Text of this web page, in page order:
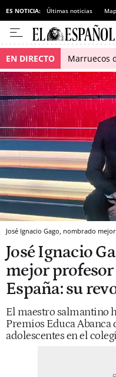
ES NOTICIA: Últimas noticias
EN DIRECTO Marruecos
José Ignacio Gago, nombrado
José Ignacio
mejor profesor
España: su
El maestro salmantino
Premios Educa Abanca
adolescentes en el